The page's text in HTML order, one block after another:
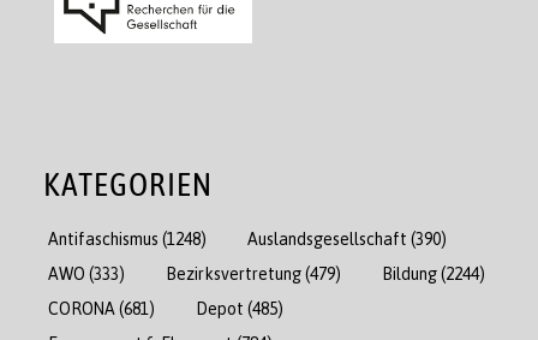
KATEGORIEN
Antifaschismus (1248) Auslandsgesellschaft (390)
AWO (333) Bezirksvertretung(479) Bildung(2244)
CORONA (681) Depot (485)